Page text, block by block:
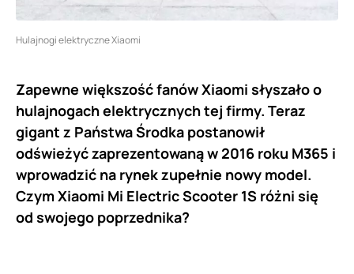
Hulajnogi elektryczne Xiaomi
Zapewne większość fanów Xiaomi słyszało o
hulajnogach elektrycznych tej firmy. Teraz
gigant z Państwa Środka postanowił
odświeżyć zaprezentowaną w 2016 roku M365 i
wprowadzić na rynek zupełnie nowy model.
Czym Xiaomi Mi Electric Scooter 1S różni się
od swojego poprzednika?